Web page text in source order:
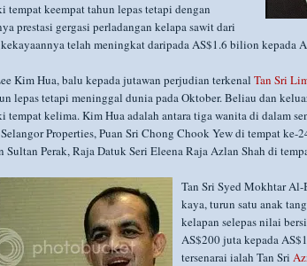
tempat keempat tahun lepas tetapi dengan
prestasi gergasi perladangan kelapa sawit dari
telah meningkat daripada AS$1.6 bilion kepada
Kim Hua, balu kepada jutawan perjudian terkenal Tan Sri
lepas tetapi meninggal dunia pada Oktober. Beliau dan
tempat kelima. Kim Hua adalah antara tiga wanita di dalam
Properties, Puan Sri Chong Chook Yew di tempat ke-
Sultan Perak, Raja Datuk Seri Eleena Raja Azlan Shah di
Tan Sri Syed Mokhtar
kaya, turun satu anak
kelapan selepas nilai
AS$200 juta kepada
tersenarai ialah Tan Sri